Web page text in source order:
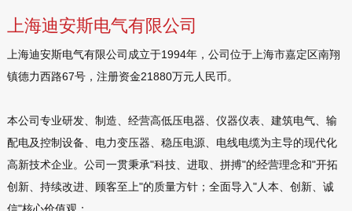
上海迪安斯电气有限公司
上海迪安斯电气有限公司成立于1994年，公司位于上海市嘉定区南翔
镇德力西路67号，注册资金21880万元人民币。
本公司专业研发、制造、经营高低压电器、仪器仪表、建筑电气、输
配电及控制设备、电力变压器、稳压电源、电线电缆为主导的现代化
高新技术企业。公司一贯秉承"科技、进取、拼搏"的经营理念和"开拓
创新、持续改进、顾客至上"的质量方针；全面导入"人本、创新、诚